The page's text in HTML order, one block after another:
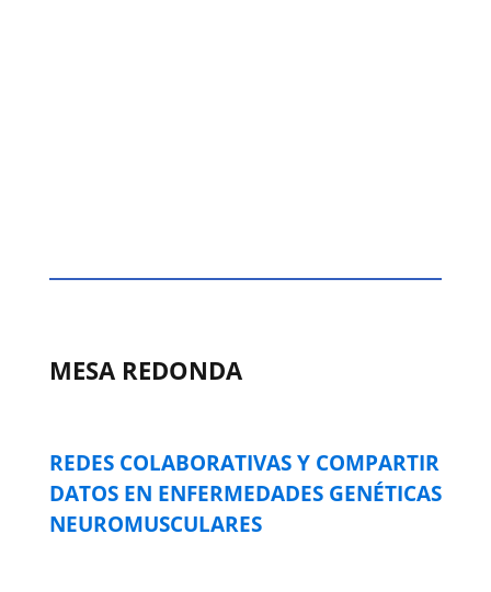
MESA REDONDA
REDES COLABORATIVAS Y COMPARTIR
DATOS EN ENFERMEDADES GENÉTICAS
NEUROMUSCULARES